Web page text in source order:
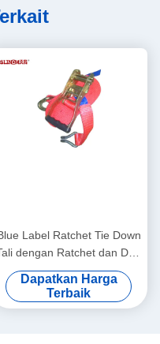
Label Ratchet Tie Down
dengan Ratchet dan Dua
Double J Hook
Dapatkan Harga
Terbaik